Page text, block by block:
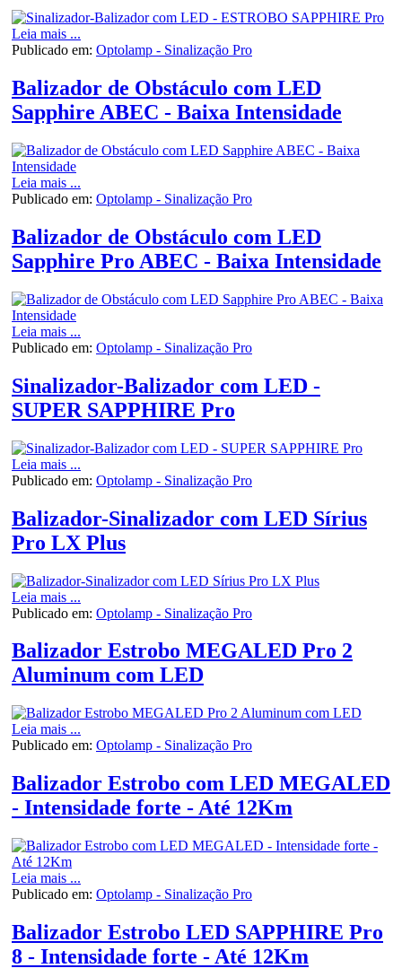
Leia mais ...
Publicado em: Optolamp - Sinalização Pro
Balizador de Obstáculo com LED
Sapphire ABEC - Baixa Intensidade
Leia mais ...
Publicado em: Optolamp - Sinalização Pro
Balizador de Obstáculo com LED
Sapphire Pro ABEC - Baixa Intensidade
Leia mais ...
Publicado em: Optolamp - Sinalização Pro
Sinalizador-Balizador com LED -
SUPER SAPPHIRE Pro
Leia mais ...
Publicado em: Optolamp - Sinalização Pro
Balizador-Sinalizador com LED Sírius
Pro LX Plus
Leia mais ...
Publicado em: Optolamp - Sinalização Pro
Balizador Estrobo MEGALED Pro 2
Aluminum com LED
Leia mais ...
Publicado em: Optolamp - Sinalização Pro
Balizador Estrobo com LED MEGALED
- Intensidade forte - Até 12Km
Leia mais ...
Publicado em: Optolamp - Sinalização Pro
Balizador Estrobo LED SAPPHIRE Pro
8 - Intensidade forte - Até 12Km